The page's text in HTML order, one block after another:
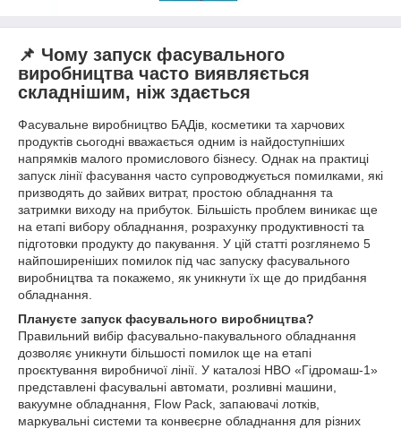
📌 Чому запуск фасувального
виробництва часто виявляється
складнішим, ніж здається
Фасувальне виробництво БАДів, косметики та харчових
продуктів сьогодні вважається одним із найдоступніших
напрямків малого промислового бізнесу. Однак на практиці
запуск лінії фасування часто супроводжується помилками, які
призводять до зайвих витрат, простою обладнання та
затримки виходу на прибуток. Більшість проблем виникає ще
на етапі вибору обладнання, розрахунку продуктивності та
підготовки продукту до пакування. У цій статті розглянемо 5
найпоширеніших помилок під час запуску фасувального
виробництва та покажемо, як уникнути їх ще до придбання
обладнання.
Плануєте запуск фасувального виробництва?
Правильний вибір фасувально-пакувального обладнання
дозволяє уникнути більшості помилок ще на етапі
проєктування виробничої лінії. У каталозі НВО «Гідромаш-1»
представлені фасувальні автомати, розливні машини,
вакуумне обладнання, Flow Pack, запаювачі лотків,
маркувальні системи та конвеєрне обладнання для різних